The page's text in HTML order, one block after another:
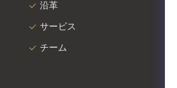
沿革
サービス
チーム